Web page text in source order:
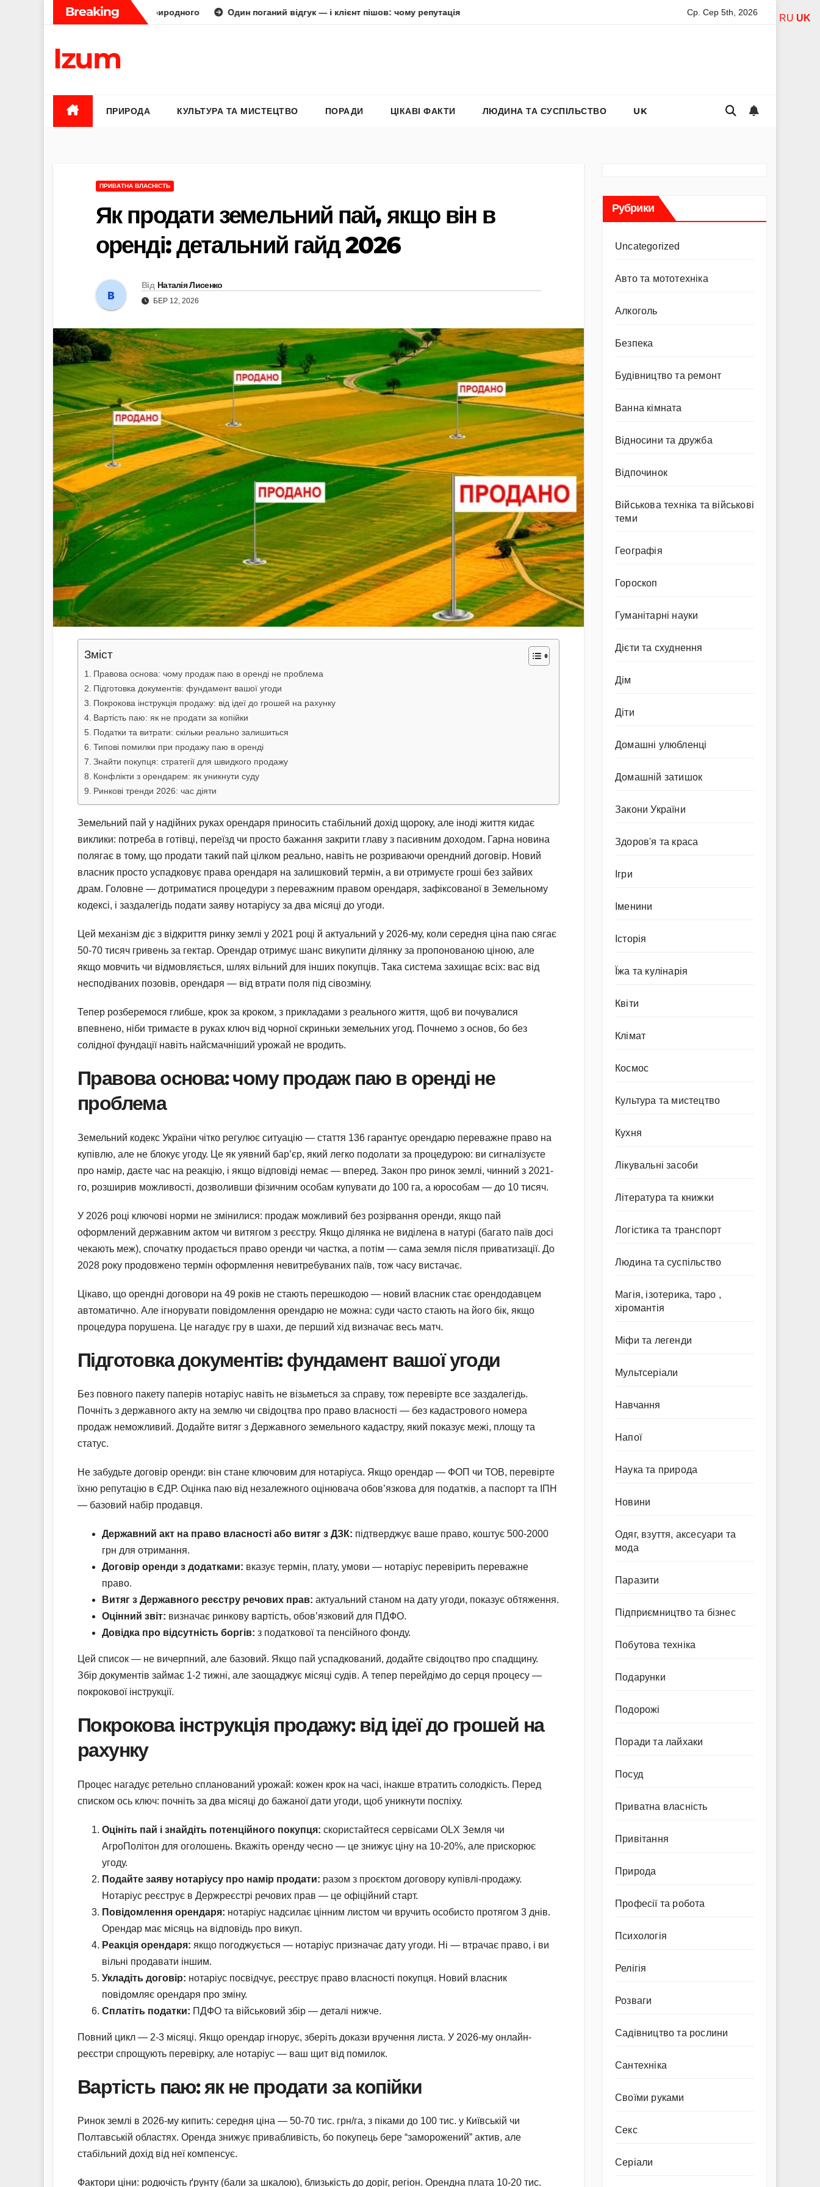
Breaking
діамант від природного Один поганий відгук — і клієнт пішов: чому репутація в інтернеті вирішує все Адель Асанті: від порнозірки до співачки з хітами на радіо
Ср. Сер 5th, 2026
Izum
ПРИРОДА КУЛЬТУРА ТА МИСТЕЦТВО ПОРАДИ ЦІКАВІ ФАКТИ ЛЮДИНА ТА СУСПІЛЬСТВО UK
ПРИВАТНА ВЛАСНІСТЬ
Як продати земельний пай, якщо він в
оренді: детальний гайд 2026
Від Наталія Лисенко
БЕР 12, 2026
Зміст
Правова основа: чому продаж паю в оренді не проблема
Підготовка документів: фундамент вашої угоди
Покрокова інструкція продажу: від ідеї до грошей на рахунку
Вартість паю: як не продати за копійки
Податки та витрати: скільки реально залишиться
Типові помилки при продажу паю в оренді
Знайти покупця: стратегії для швидкого продажу
Конфлікти з орендарем: як уникнути суду
Ринкові тренди 2026: час діяти
Земельний пай у надійних руках орендаря приносить стабільний дохід щороку, але іноді життя кидає
виклики: потреба в готівці, переїзд чи просто бажання закрити главу з пасивним доходом. Гарна новина
полягає в тому, що продати такий пай цілком реально, навіть не розриваючи орендний договір. Новий
власник просто успадковує права орендаря на залишковий термін, а ви отримуєте гроші без зайвих
драм. Головне — дотриматися процедури з переважним правом орендаря, зафіксованої в Земельному
кодексі, і заздалегідь подати заяву нотаріусу за два місяці до угоди.
Цей механізм діє з відкриття ринку землі у 2021 році й актуальний у 2026-му, коли середня ціна паю сягає
50-70 тисяч гривень за гектар. Орендар отримує шанс викупити ділянку за пропонованою ціною, але
якщо мовчить чи відмовляється, шлях вільний для інших покупців. Така система захищає всіх: вас від
несподіваних позовів, орендаря — від втрати поля під сівозміну.
Тепер розберемося глибше, крок за кроком, з прикладами з реального життя, щоб ви почувалися
впевнено, ніби тримаєте в руках ключ від чорної скриньки земельних угод. Почнемо з основ, бо без
солідної фундації навіть найсмачніший урожай не вродить.
Правова основа: чому продаж паю в оренді не
проблема
Земельний кодекс України чітко регулює ситуацію — стаття 136 гарантує орендарю переважне право на
купівлю, але не блокує угоду. Це як уявний бар’єр, який легко подолати за процедурою: ви сигналізуєте
про намір, даєте час на реакцію, і якщо відповіді немає — вперед. Закон про ринок землі, чинний з 2021-
го, розширив можливості, дозволивши фізичним особам купувати до 100 га, а юрособам — до 10 тисяч.
У 2026 році ключові норми не змінилися: продаж можливий без розірвання оренди, якщо пай
оформлений державним актом чи витягом з реєстру. Якщо ділянка не виділена в натурі (багато паїв досі
чекають меж), спочатку продається право оренди чи частка, а потім — сама земля після приватизації. До
2028 року продовжено термін оформлення невитребуваних паїв, тож часу вистачає.
Цікаво, що орендні договори на 49 років не стають перешкодою — новий власник стає орендодавцем
автоматично. Але ігнорувати повідомлення орендарю не можна: суди часто стають на його бік, якщо
процедура порушена. Це нагадує гру в шахи, де перший хід визначає весь матч.
Підготовка документів: фундамент вашої угоди
Без повного пакету паперів нотаріус навіть не візьметься за справу, тож перевірте все заздалегідь.
Почніть з державного акту на землю чи свідоцтва про право власності — без кадастрового номера
продаж неможливий. Додайте витяг з Державного земельного кадастру, який показує межі, площу та
статус.
Не забудьте договір оренди: він стане ключовим для нотаріуса. Якщо орендар — ФОП чи ТОВ, перевірте
їхню репутацію в ЄДР. Оцінка паю від незалежного оцінювача обов’язкова для податків, а паспорт та ІПН
— базовий набір продавця.
Державний акт на право власності або витяг з ДЗК: підтверджує ваше право, коштує 500-2000
грн для отримання.
Договір оренди з додатками: вказує термін, плату, умови — нотаріус перевірить переважне
право.
Витяг з Державного реєстру речових прав: актуальний станом на дату угоди, показує обтяження.
Оцінний звіт: визначає ринкову вартість, обов’язковий для ПДФО.
Довідка про відсутність боргів: з податкової та пенсійного фонду.
Цей список — не вичерпний, але базовий. Якщо пай успадкований, додайте свідоцтво про спадщину.
Збір документів займає 1-2 тижні, але заощаджує місяці судів. А тепер перейдімо до серця процесу —
покрокової інструкції.
Покрокова інструкція продажу: від ідеї до грошей на
рахунку
Процес нагадує ретельно спланований урожай: кожен крок на часі, інакше втратить солодкість. Перед
списком ось ключ: почніть за два місяці до бажаної дати угоди, щоб уникнути поспіху.
Оцініть пай і знайдіть потенційного покупця: скористайтеся сервісами OLX Земля чи
АгроПолітон для оголошень. Вкажіть оренду чесно — це знижує ціну на 10-20%, але прискорює
угоду.
Подайте заяву нотаріусу про намір продати: разом з проєктом договору купівлі-продажу.
Нотаріус реєструє в Держреєстрі речових прав — це офіційний старт.
Повідомлення орендаря: нотаріус надсилає цінним листом чи вручить особисто протягом 3 днів.
Орендар має місяць на відповідь про викуп.
Реакція орендаря: якщо погоджується — нотаріус призначає дату угоди. Ні — втрачає право, і ви
вільні продавати іншим.
Укладіть договір: нотаріус посвідчує, реєструє право власності покупця. Новий власник
повідомляє орендаря про зміну.
Сплатіть податки: ПДФО та військовий збір — деталі нижче.
Повний цикл — 2-3 місяці. Якщо орендар ігнорує, зберіть докази вручення листа. У 2026-му онлайн-
реєстри спрощують перевірку, але нотаріус — ваш щит від помилок.
Вартість паю: як не продати за копійки
Ринок землі в 2026-му кипить: середня ціна — 50-70 тис. грн/га, з піками до 100 тис. у Київській чи
Полтавській областях. Оренда знижує привабливість, бо покупець бере “заморожений” актив, але
стабільний дохід від неї компенсує.
Фактори ціни: родючість ґрунту (бали за шкалою), близькість до доріг, регіон. Орендна плата 10-20 тис.
Рубрики
Uncategorized
Авто та мототехніка
Алкоголь
Безпека
Будівництво та ремонт
Ванна кімната
Відносини та дружба
Відпочинок
Військова техніка та військові
теми
Географія
Гороскоп
Гуманітарні науки
Дієти та схуднення
Дім
Діти
Домашні улюбленці
Домашній затишок
Закони України
Здоров'я та краса
Ігри
Іменини
Історія
Їжа та кулінарія
Квіти
Клімат
Космос
Культура та мистецтво
Кухня
Лікувальні засоби
Література та книжки
Логістика та транспорт
Людина та суспільство
Магія, ізотерика, таро ,
хіромантія
Міфи та легенди
Мультсеріали
Навчання
Напої
Наука та природа
Новини
Одяг, взуття, аксесуари та
мода
Паразити
Підприємництво та бізнес
Побутова техніка
Подарунки
Подорожі
Поради та лайхаки
Посуд
Приватна власність
Привітання
Природа
Професії та робота
Психологія
Релігія
Розваги
Садівництво та рослини
Сантехніка
Своїми руками
Секс
Серіали
RU UK